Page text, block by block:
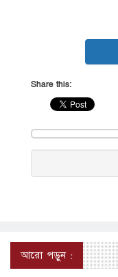
Share this:
আরো পড়ুন :